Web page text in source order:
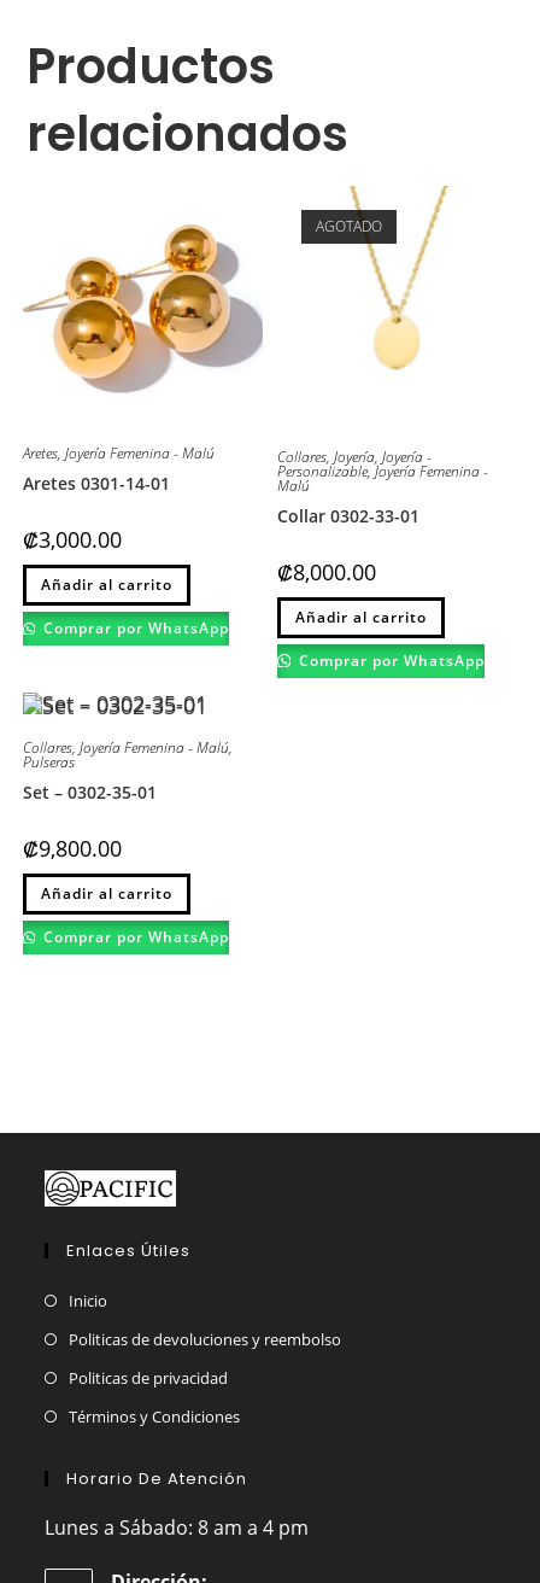
Productos
relacionados
Aretes, Joyería Femenina - Malú
Aretes 0301-14-01
₡3,000.00
Añadir al carrito
Este
tiene
múltiples
variantes.
pueden
en
la
Comprar por WhatsApp
AGOTADO
Collares,Joyería,Joyería -
Personalizable,Joyería Femenina -
Malú
Collar 0302-33-01
₡8,000.00
Añadir al carrito
Este
tiene
múltiples
variantes.
Comprar por WhatsApp
Collares, Joyería Femenina - Malú,
Pulseras
Set – 0302-35-01
₡9,800.00
Añadir al carrito
Comprar por WhatsApp
Enlaces Útiles
Inicio
Politicas de devoluciones y reembolso
Politicas de privacidad
Términos y Condiciones
Horario De Atención
Lunes a Sábado: 8 am a 4 pm